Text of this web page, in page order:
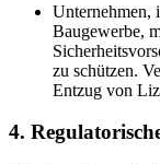
Unternehmen,
Baugewerbe,
zu schützen.
Entzug von
4.